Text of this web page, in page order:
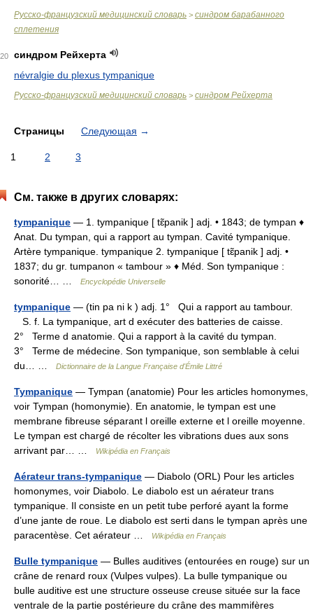
Русско-французский медицинский словарь > синдром барабанного
сплетения
20
синдром Рейхерта
névralgie du plexus tympanique
Русско-французский медицинский словарь > синдром Рейхерта
Страницы Следующая →
1 2 3
См. также в других словарях:
tympanique — 1. tympanique [ tɛ̃panik ] adj. • 1843; de tympan ♦
Anat. Du tympan, qui a rapport au tympan. Cavité tympanique.
Artère tympanique. tympanique 2. tympanique [ tɛ̃panik ] adj. •
1837; du gr. tumpanon « tambour » ♦ Méd. Son tympanique :
sonorité… …
Encyclopédie Universelle
tympanique — (tin pa ni k ) adj. 1° Qui a rapport au tambour.
S. f. La tympanique, art d exécuter des batteries de caisse.
2° Terme d anatomie. Qui a rapport à la cavité du tympan.
3° Terme de médecine. Son tympanique, son semblable à celui
du… …
Dictionnaire de la Langue Française d'Émile Littré
Tympanique — Tympan (anatomie) Pour les articles homonymes,
voir Tympan (homonymie). En anatomie, le tympan est une
membrane fibreuse séparant l oreille externe et l oreille moyenne.
Le tympan est chargé de récolter les vibrations dues aux sons
arrivant par… …
Wikipédia en Français
Aérateur trans-tympanique — Diabolo (ORL) Pour les articles
homonymes, voir Diabolo. Le diabolo est un aérateur trans
tympanique. Il consiste en un petit tube perforé ayant la forme
d’une jante de roue. Le diabolo est serti dans le tympan après une
paracentèse. Cet aérateur …
Wikipédia en Français
Bulle tympanique — Bulles auditives (entourées en rouge) sur un
crâne de renard roux (Vulpes vulpes). La bulle tympanique ou
bulle auditive est une structure osseuse creuse située sur la face
ventrale de la partie postérieure du crâne des mammifères